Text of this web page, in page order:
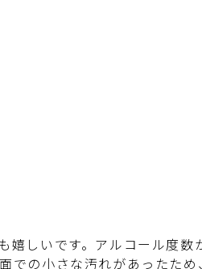
嬉しいです。アルコール度数
での小さな汚れがあったため